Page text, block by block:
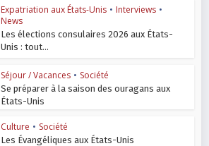
Expatriation aux États-Unis • Interviews •
News
Les élections consulaires 2026 aux États-
Unis : tout...
Séjour / Vacances • Société
Se préparer à la saison des ouragans aux
États-Unis
Culture • Société
Les Évangéliques aux États-Unis